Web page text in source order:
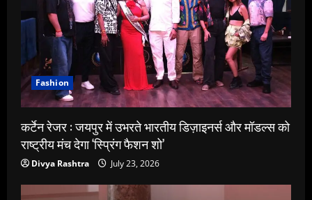
Fashion
कर्टेन रेजर : जयपुर में उभरते भारतीय डिज़ाइनर्स और मॉडल्स को
राष्ट्रीय मंच देगा ‘स्प्रिंग फैशन शो’
Divya Rashtra July 23, 2026